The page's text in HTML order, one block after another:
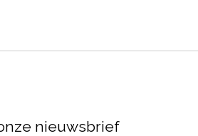
nieuwsbrief